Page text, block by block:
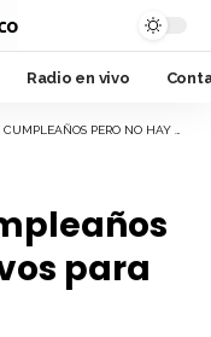
Radio en vivo
PERO NO HAY MOTIVOS PARA CELEBRAR
para